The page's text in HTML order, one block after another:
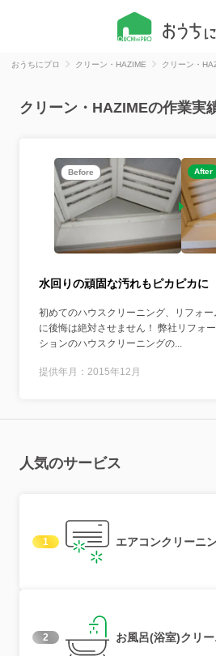
おうちにプロ クリーン・HAZIME クリーン・
クリーン・HAZIMEの作業実
Before After
水回りの頑固な汚れもピカピカに
初めてのハウスクリーニング、リフォ
に後悔は絶対させません！ 弊社リフォ
ションのハウスクリーニングの...
提供年月：2015年12月
人気のサービス
1 エアコンクリーニ
2 お風呂(浴室)クリ